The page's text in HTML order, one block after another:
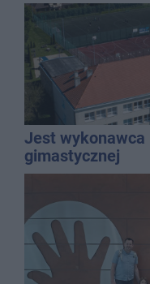
Jest wykonawca
gimastycznej